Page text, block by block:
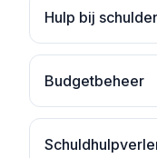
Hulp bij
Budgetbeheer